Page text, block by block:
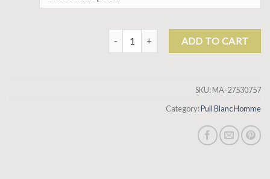
pull blanc homme quantityADD TO CART
SKU:MA-27530757
Category:Pull Blanc Homme